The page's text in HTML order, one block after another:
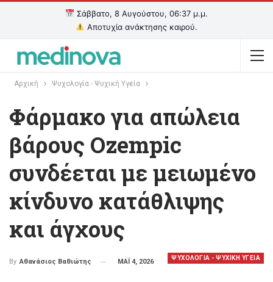
Σάββατο, 8 Αυγούστου, 06:38 μ.μ.
Αποτυχία ανάκτησης καιρού.
Αρχική Ψυχολογία - Ψυχική Υγεία
Φάρμακο για απώλεια
βάρους Ozempic
συνδέεται με μειωμένο
κίνδυνο κατάθλιψης
και άγχους
ΨΥΧΟΛΟΓΙΑ - ΨΥΧΙΚΗ ΥΓΕΙΑ
By Αθανάσιος Βαθιώτης ΜΑΪ 4, 2026